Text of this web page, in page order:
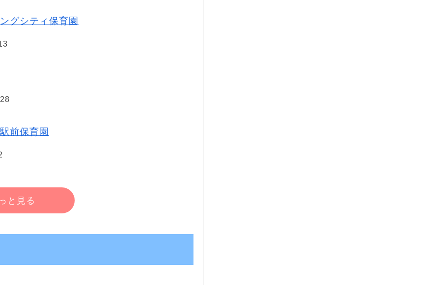
グシティ保育園
前保育園
と見る